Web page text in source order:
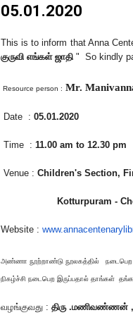
05.01.2020
This is to inform that Anna
குருவி எங்கள் ஜாதி " So kindly
Resource person : Mr.
Date : 05.01.2020
Time : 11.00 am to 12.30 pm
Venue : Children's Section,
Kotturpuram -
Website :
அண்ணா நூற்றாண்டு நூலகத்தில் நடைபெற
நிகழ்ச்சி நடைபெற இருப்பதால் தாங்கள்
வழங்குவது : திரு .மணிவண்ணன் ,